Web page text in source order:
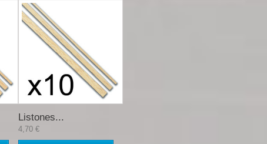
Listones...
4,70 €